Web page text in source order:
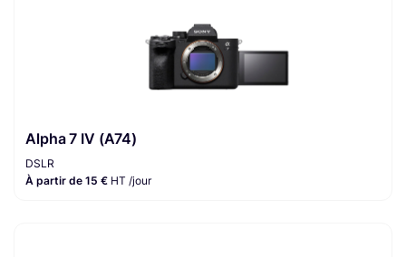
Alpha 7 IV (A74)
DSLR
À partir de 15 € HT /jour